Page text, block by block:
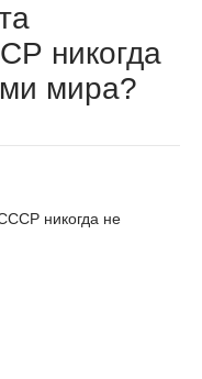
никогда
мира?
никогда не